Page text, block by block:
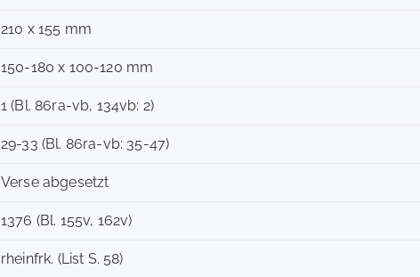
210 x 155 mm
150-180 x 100-120 mm
1 (Bl. 86ra-vb, 134vb: 2)
29-33 (Bl. 86ra-vb: 35-47)
Verse abgesetzt
1376 (Bl. 155v, 162v)
rheinfrk. (List S. 58)